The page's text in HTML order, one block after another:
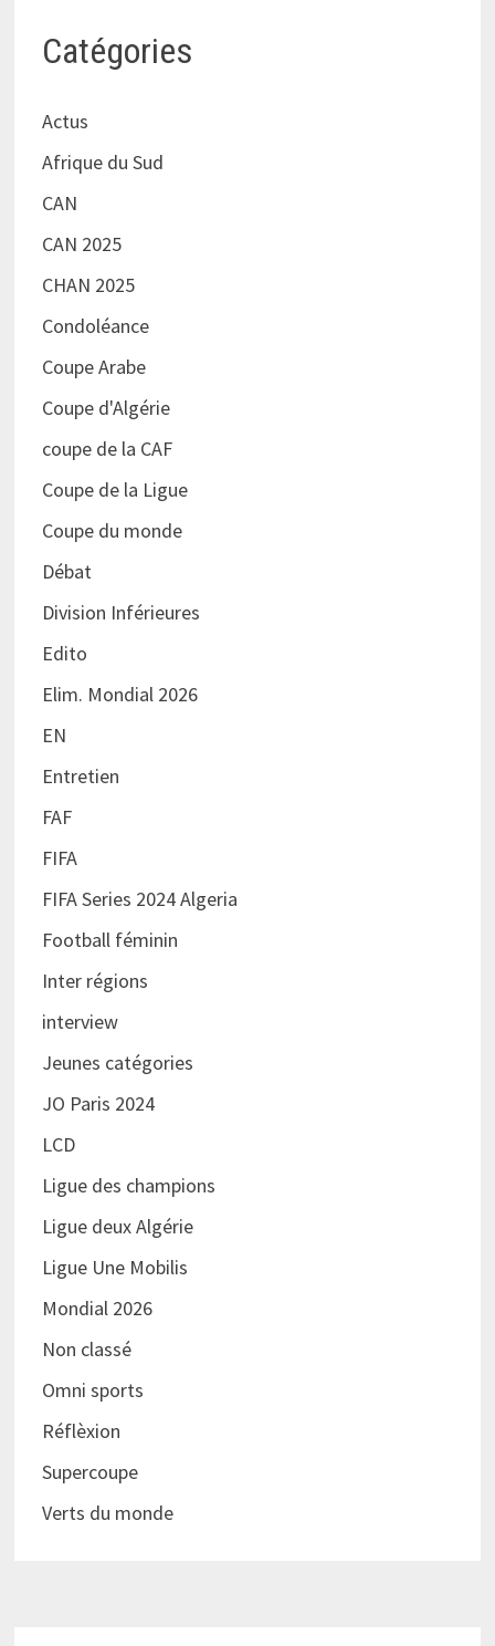
Catégories
Actus
Afrique du Sud
CAN
CAN 2025
CHAN 2025
Condoléance
Coupe Arabe
Coupe d'Algérie
coupe de la CAF
Coupe de la Ligue
Coupe du monde
Débat
Division Inférieures
Edito
Elim. Mondial 2026
EN
Entretien
FAF
FIFA
FIFA Series 2024 Algeria
Football féminin
Inter régions
interview
Jeunes catégories
JO Paris 2024
LCD
Ligue des champions
Ligue deux Algérie
Ligue Une Mobilis
Mondial 2026
Non classé
Omni sports
Réflèxion
Supercoupe
Verts du monde